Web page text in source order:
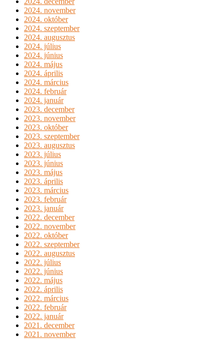
2024. november
2024. október
2024. szeptember
2024. augusztus
2024. július
2024. június
2024. május
2024. április
2024. március
2024. február
2024. január
2023. december
2023. november
2023. október
2023. szeptember
2023. augusztus
2023. július
2023. június
2023. május
2023. április
2023. március
2023. február
2023. január
2022. december
2022. november
2022. október
2022. szeptember
2022. augusztus
2022. július
2022. június
2022. május
2022. április
2022. március
2022. február
2022. január
2021. december
2021. november